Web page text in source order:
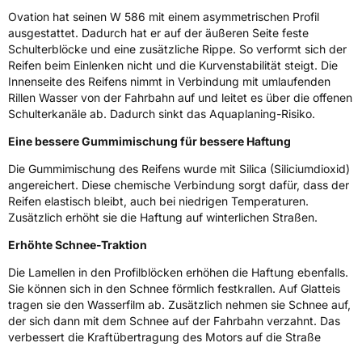
FahrzeugtypPKW
VerwendungWinterreifen
ModellnameW 586
Fahrzeugart PKW & SUV
Weitere Eigenschaften
SchlauchtypTL
ZustandNeureifen
M+SJa
VerstärktXL
EU Label
Ovation hat seinen W 586 mit einem asymmetrischen Profil
ausgestattet. Dadurch hat er auf der äußeren Seite feste
Schulterblöcke und eine zusätzliche Rippe. So verformt sich der
Reifen beim Einlenken nicht und die Kurvenstabilität steigt. Die
Innenseite des Reifens nimmt in Verbindung mit umlaufenden
Rillen Wasser von der Fahrbahn auf und leitet es über die offenen
Schulterkanäle ab. Dadurch sinkt das Aquaplaning-Risiko.
Eine bessere Gummimischung für bessere Haftung
Die Gummimischung des Reifens wurde mit Silica (Siliciumdioxid)
angereichert. Diese chemische Verbindung sorgt dafür, dass der
Reifen elastisch bleibt, auch bei niedrigen Temperaturen.
Zusätzlich erhöht sie die Haftung auf winterlichen Straßen.
Erhöhte Schnee-Traktion
Die Lamellen in den Profilblöcken erhöhen die Haftung ebenfalls.
Sie können sich in den Schnee förmlich festkrallen. Auf Glatteis
tragen sie den Wasserfilm ab. Zusätzlich nehmen sie Schnee auf,
der sich dann mit dem Schnee auf der Fahrbahn verzahnt. Das
verbessert die Kraftübertragung des Motors auf die Straße